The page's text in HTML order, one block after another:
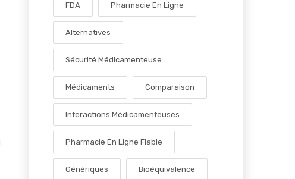
FDA Pharmacie En Ligne
Alternatives
Sécurité Médicamenteuse
Médicaments Comparaison
Interactions Médicamenteuses
Pharmacie En Ligne Fiable
Génériques Bioéquivalence